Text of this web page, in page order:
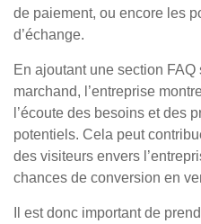
de paiement, ou encore les
d’échange.
En ajoutant une section
marchand, l’entreprise
l’écoute des besoins et des
potentiels. Cela peut
des visiteurs envers
chances de conversion en
Il est donc important de